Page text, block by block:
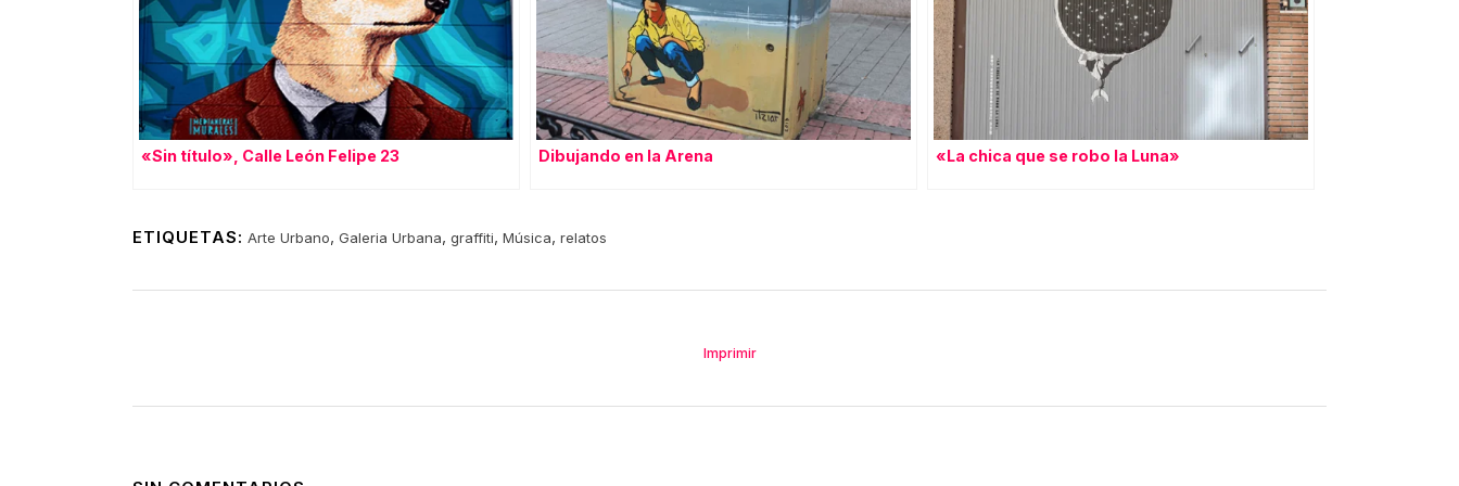
«Sin título», Calle León Felipe 23 Dibujando en la Arena «La chica que se robo la Luna»
ETIQUETAS: Arte Urbano, Galeria Urbana, graffiti, Música, relatos
Imprimir